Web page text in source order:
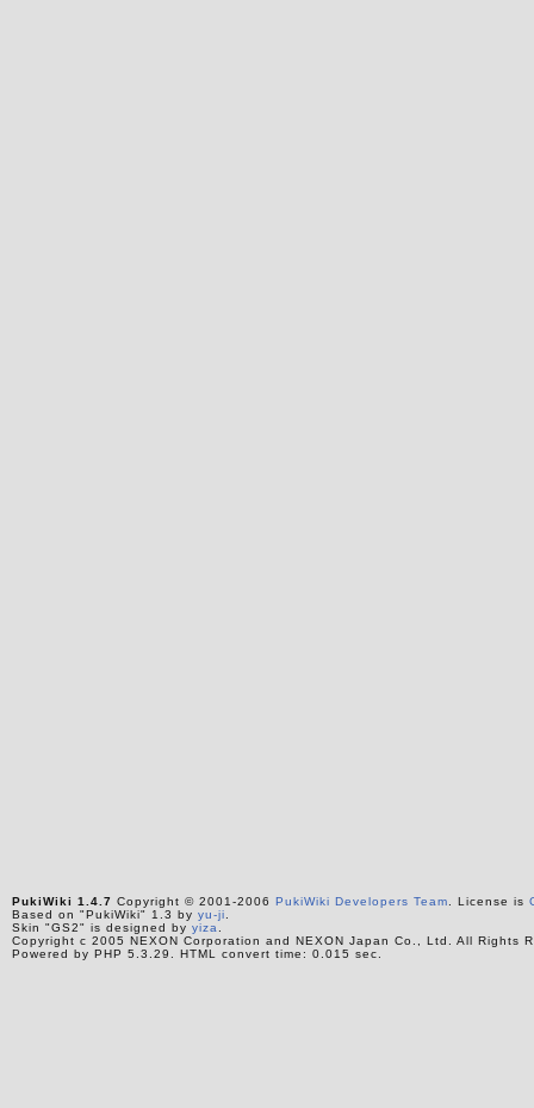
PukiWiki 1.4.7 Copyright © 2001-2006 PukiWiki Developers Team . License is
Based on "PukiWiki" 1.3 by yu-ji
Skin "GS2" is designed by yiza
Copyright c 2005 NEXON Corporation and NEXON Japan Co., Ltd. All Rights
Powered by PHP 5.3.29. HTML convert time: 0.015 sec.